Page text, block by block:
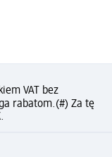
VAT bez
rabatom.(#) Za tę